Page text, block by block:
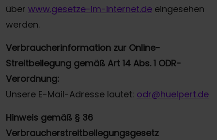
über www.gesetze-im-internet.de eingesehen
werden.
Verbraucherinformation zur Online-
Streitbeilegung gemäß Art 14 Abs. 1 ODR-
Verordnung:
Unsere E-Mail-Adresse lautet: odr@huelpert.de
Hinweis gemäß § 36
Verbraucherstreitbeilegungsgesetz